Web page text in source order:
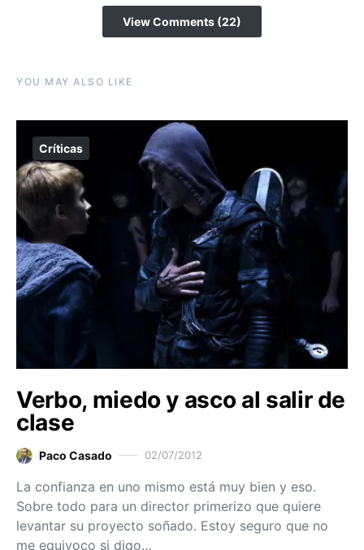
View Comments (22)
YOU MAY ALSO LIKE
Críticas
Verbo, miedo y asco al salir de
clase
Paco Casado 02/07/2012
La confianza en uno mismo está muy bien y eso.
Sobre todo para un director primerizo que quiere
levantar su proyecto soñado. Estoy seguro que no
me equivoco si digo…